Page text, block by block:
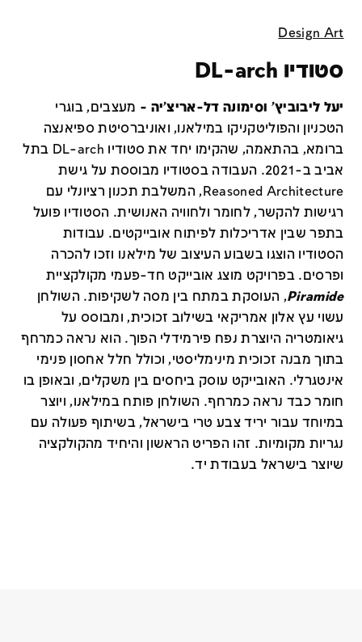
Design Art
סטודיו DL-arch
יעל ליבוביץ' וסימונה דל-אריצ'יה - מעצבים, בוגרי
הטכניון והפוליטקניקו במילאנו, ואוניברסיטת ספיאנצה
ברומא, בהתאמה, שהקימו יחד את סטודיו DL-arch בתל
אביב ב-2021. העבודה בסטודיו מבוססת על גישת
Reasoned Architecture, המשלבת תכנון רציונלי עם
רגישות להקשר, לחומר ולחוויה האנושית. הסטודיו פועל
בתפר שבין אדריכלות לפיתוח אובייקטים. עבודות
הסטודיו הוצגו בשבוע העיצוב של מילאנו וזכו להכרה
ופרסים. בפרויקט מוצג אובייקט חד-פעמי מקולקציית
Piramide, העוסקת במתח בין מסה לשקיפות. השולחן
עשוי עץ אלון אמריקאי בשילוב זכוכית, ומבוסס על
גיאומטריה היוצרת נפח פירמידלי הפוך. הוא נראה כמרחף
בתוך מבנה זכוכית מינימליסטי, וכולל חלל אחסון פנימי
אינטגרלי. האובייקט עוסק ביחסים בין משקלים, ובאופן בו
חומר כבד נראה כמרחף. השולחן פותח במילאנו, ויוצר
במיוחד עבור יריד צבע טרי בישראל, בשיתוף פעולה עם
נגריות מקומיות. זהו הפריט הראשון והיחיד מהקולקציה
שיוצר בישראל בעבודת יד.